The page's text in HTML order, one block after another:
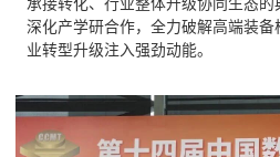
深化产学研合作，全力破解高端装
业转型升级注入强劲动能。